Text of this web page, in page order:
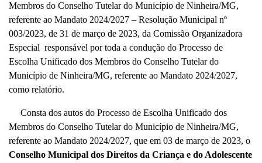
Membros do Conselho Tutelar do Município de Ninheira/MG,
referente ao Mandato 2024/2027 – Resolução Municipal nº
003/2023, de 31 de março de 2023, da Comissão Organizadora
Especial responsável por toda a condução do Processo de
Escolha Unificado dos Membros do Conselho Tutelar do
Município de Ninheira/MG, referente ao Mandato 2024/2027,
como relatório.
Consta dos autos do Processo de Escolha Unificado dos
Membros do Conselho Tutelar do Município de Ninheira/MG,
referente ao Mandato 2024/2027, que em 03 de março de 2023, o
Conselho Municipal dos Direitos da Criança e do Adolescente